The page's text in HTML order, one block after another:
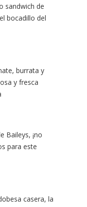
sandwich de
bocadillo del
burrata y
y fresca
Baileys, ¡no
para este
casera, la